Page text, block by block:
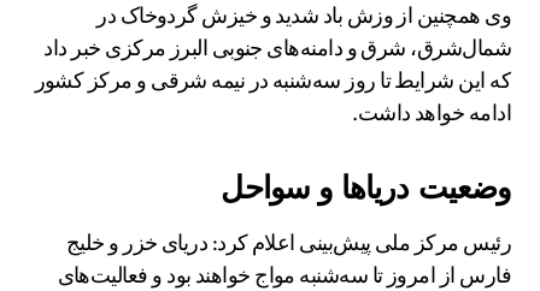
وی همچنین از وزش باد شدید و خیزش گردوخاک در
شمال‌شرق، شرق و دامنه‌های جنوبی البرز مرکزی خبر داد
که این شرایط تا روز سه‌شنبه در نیمه شرقی و مرکز کشور
ادامه خواهد داشت.
وضعیت دریاها و سواحل
رئیس مرکز ملی پیش‌بینی اعلام کرد: دریای خزر و خلیج
فارس از امروز تا سه‌شنبه مواج خواهند بود و فعالیت‌های